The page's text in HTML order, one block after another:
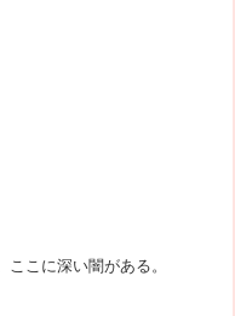
こに深い闇がある。